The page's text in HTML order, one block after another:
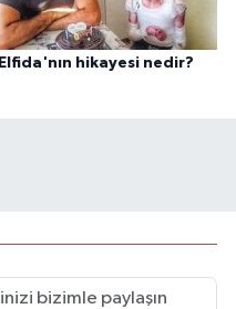
Elfida'nın hikayesi nedir?